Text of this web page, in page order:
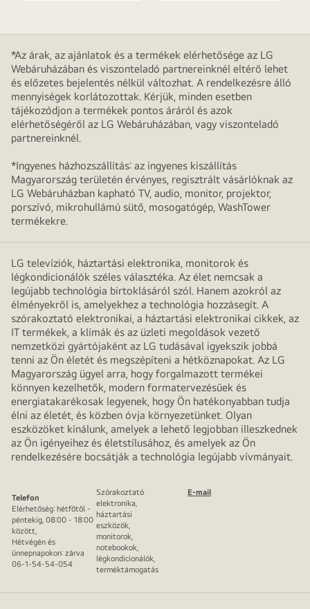
*Az árak, az ajánlatok és a termékek elérhetősége az LG
Webáruházában és viszonteladó partnereinknél eltérő lehet
és előzetes bejelentés nélkül változhat. A rendelkezésre álló
mennyiségek korlátozottak. Kérjük, minden esetben
tájékozódjon a termékek pontos áráról és azok
elérhetőségéről az LG Webáruházában, vagy viszonteladó
partnereinknél.
*Ingyenes házhozszállítás: az ingyenes kiszállítás
Magyarország területén érvényes, regisztrált vásárlóknak az
LG Webáruházban kapható TV, audio, monitor, projektor,
porszívó, mikrohullámú sütő, mosogatógép, WashTower
termékekre.
LG televíziók, háztartási elektronika, monitorok és
légkondicionálók széles választéka. Az élet nemcsak a
legújabb technológia birtoklásáról szól. Hanem azokról az
élményekről is, amelyekhez a technológia hozzásegít. A
szórakoztató elektronikai, a háztartási elektronikai cikkek, az
IT termékek, a klímák és az üzleti megoldások vezető
nemzetközi gyártójaként az LG tudásával igyekszik jobbá
tenni az Ön életét és megszépíteni a hétköznapokat. Az LG
Magyarország ügyel arra, hogy forgalmazott termékei
könnyen kezelhetők, modern formatervezésűek és
energiatakarékosak legyenek, hogy Ön hatékonyabban tudja
élni az életét, és közben óvja környezetünket. Olyan
eszközöket kínálunk, amelyek a lehető legjobban illeszkednek
az Ön igényeihez és életstílusához, és amelyek az Ön
rendelkezésére bocsátják a technológia legújabb vívmányait.
Telefon
Elérhetőség: hétfőtől -
péntekig, 08:00 - 18:00
között,
Hétvégén és
ünnepnapokon: zárva
06-1-54-54-054
Szórakoztató
elektronika,
háztartási
eszközök,
monitorok,
notebookok,
légkondicionálók,
terméktámogatás
E-mail